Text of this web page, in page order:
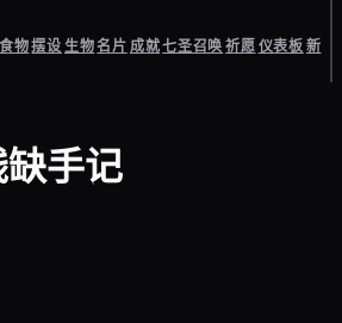
食物摆设生物名片成就七圣召唤祈愿仪表板新
手记